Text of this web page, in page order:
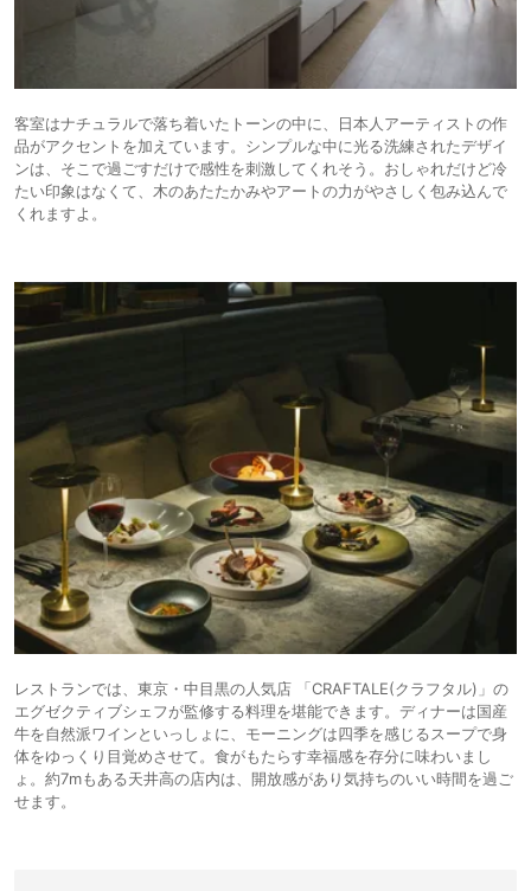
客室はナチュラルで落ち着いたトーンの中に、日本人アーティストの作
品がアクセントを加えています。シンプルな中に光る洗練されたデザイ
ンは、そこで過ごすだけで感性を刺激してくれそう。おしゃれだけど冷
たい印象はなくて、木のあたたかみやアートの力がやさしく包み込んで
くれますよ。
レストランでは、東京・中目黒の人気店 「CRAFTALE(クラフタル)」の
エグゼクティブシェフが監修する料理を堪能できます。ディナーは国産
牛を自然派ワインといっしょに、モーニングは四季を感じるスープで身
体をゆっくり目覚めさせて。食がもたらす幸福感を存分に味わいまし
ょ。約7mもある天井高の店内は、開放感があり気持ちのいい時間を過ご
せます。